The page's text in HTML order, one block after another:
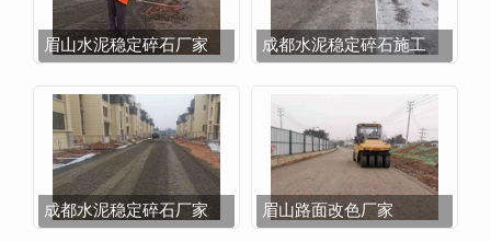
眉山水泥稳定碎石厂家 成都水泥稳定碎石施工
成都水泥稳定碎石厂家 眉山路面改色厂家